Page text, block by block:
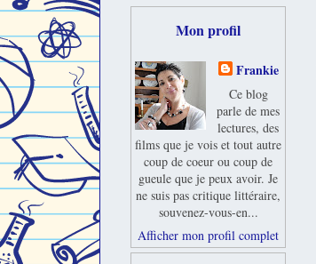
Mon profil
Frankie
Ce blog
parle de mes
lectures, des
films que je vois et tout autre
coup de coeur ou coup de
gueule que je peux avoir. Je
ne suis pas critique littéraire,
souvenez-vous-en...
Afficher mon profil complet